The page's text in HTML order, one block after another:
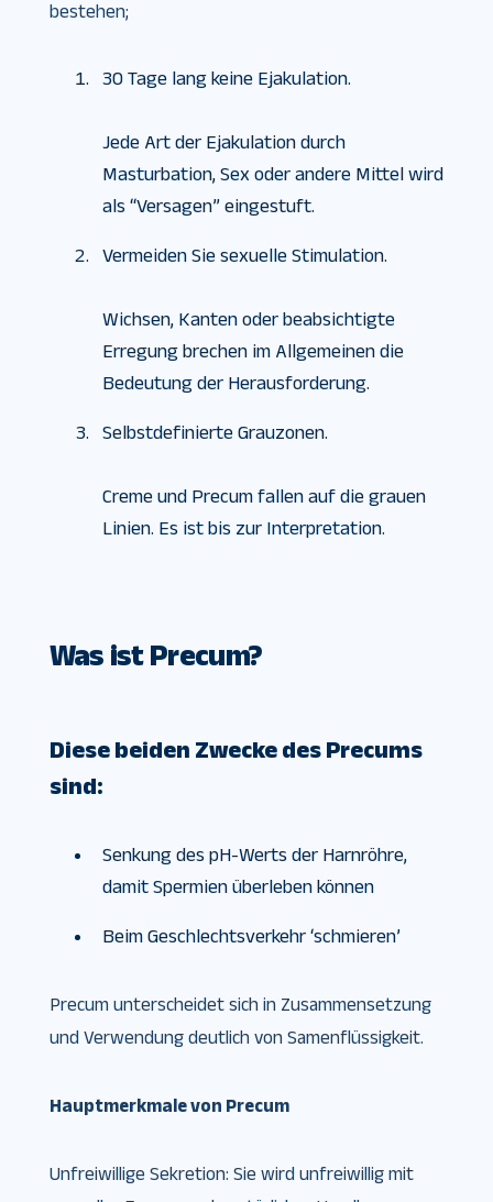
bestehen;
30 Tage lang keine Ejakulation.
Jede Art der Ejakulation durch
Masturbation, Sex oder andere Mittel wird
als “Versagen” eingestuft.
Vermeiden Sie sexuelle Stimulation.
Wichsen, Kanten oder beabsichtigte
Erregung brechen im Allgemeinen die
Bedeutung der Herausforderung.
Selbstdefinierte Grauzonen.
Creme und Precum fallen auf die grauen
Linien. Es ist bis zur Interpretation.
Was ist Precum?
Diese beiden Zwecke des Precums
sind:
Senkung des pH-Werts der Harnröhre,
damit Spermien überleben können
Beim Geschlechtsverkehr ‘schmieren’
Precum unterscheidet sich in Zusammensetzung
und Verwendung deutlich von Samenflüssigkeit.
Hauptmerkmale von Precum
Unfreiwillige Sekretion: Sie wird unfreiwillig mit